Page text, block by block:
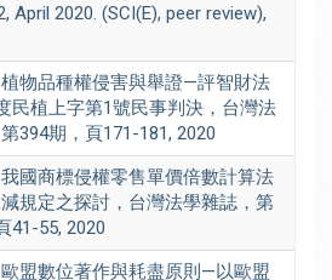
April 2020. (SCI(E), peer review),
物品種權侵害與舉證—評智財法
民植上字第1號民事判決，台灣法
394期，頁171-181, 2020
國商標侵權零售單價倍數計算法
規定之探討，台灣法學雜誌，第
41-55, 2020
盟數位著作與耗盡原則—以歐盟